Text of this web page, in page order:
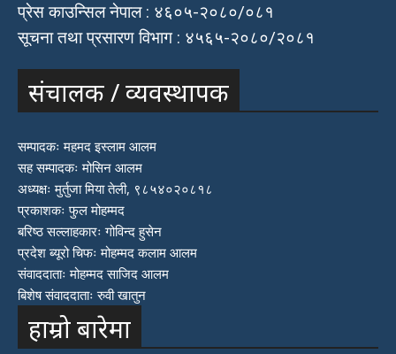
प्रेस काउन्सिल नेपाल : ४६०५-२०८०/०८१
सूचना तथा प्रसारण विभाग : ४५६५-२०८०/२०८१
संचालक / व्यवस्थापक
सम्पादकः महमद इस्लाम आलम
सह सम्पादकः मोसिन आलम
अध्यक्षः मुर्तुजा मिया तेली, ९८५४०२०८१८
प्रकाशकः फुल मोहम्मद
बरिष्ठ सल्लाहकारः गोविन्द हुसेन
प्रदेश ब्यूरो चिफः मोहम्मद कलाम आलम
संवाददाताः मोहम्मद साजिद आलम
बिशेष संवाददाताः रुवी खातुन
हाम्रो बारेमा